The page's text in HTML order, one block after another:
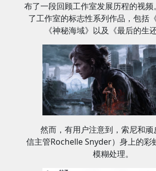
布了一段回顾工作室发展历程的视
了工作室的标志性系列作品，包括
《神秘海域》以及《最后的生
然而，有用户注意到，索尼和顽
信主管Rochelle Snyder）身上的彩
模糊处理。